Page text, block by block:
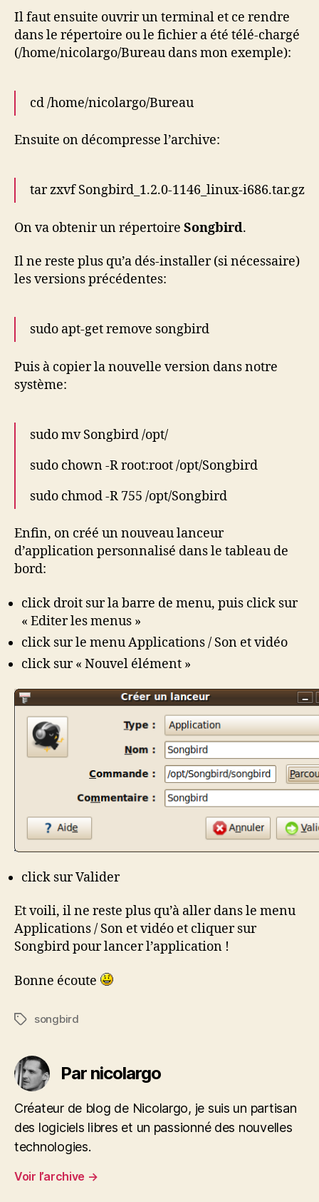
Il faut ensuite ouvrir un terminal et ce rendre
dans le répertoire ou le fichier a été télé-chargé
(/home/nicolargo/Bureau dans mon exemple):
cd /home/nicolargo/Bureau
Ensuite on décompresse l’archive:
tar zxvf Songbird_1.2.0-1146_linux-i686.tar.gz
On va obtenir un répertoire Songbird.
Il ne reste plus qu’a dés-installer (si nécessaire)
les versions précédentes:
sudo apt-get remove songbird
Puis à copier la nouvelle version dans notre
système:
sudo mv Songbird /opt/
sudo chown -R root:root /opt/Songbird
sudo chmod -R 755 /opt/Songbird
Enfin, on créé un nouveau lanceur
d’application personnalisé dans le tableau de
bord:
click droit sur la barre de menu, puis click sur
« Editer les menus »
click sur le menu Applications / Son et vidéo
click sur « Nouvel élément »
click sur Valider
Et voili, il ne reste plus qu’à aller dans le menu
Applications / Son et vidéo et cliquer sur
Songbird pour lancer l’application !
Bonne écoute
Étiquettes
songbird
Par nicolargo
Créateur de blog de Nicolargo, je suis un partisan
des logiciels libres et un passionné des nouvelles
technologies.
Voir l’archive →